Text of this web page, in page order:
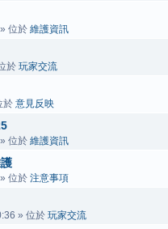
位於 維護資訊
於 玩家交流
於 意見反映
位於 維護資訊
位於 注意事項
» 位於 玩家交流